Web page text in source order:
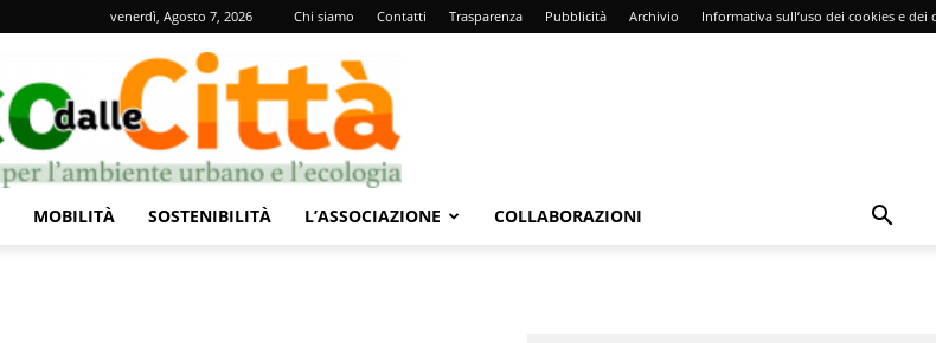
venerdì, Agosto 7, 2026 Chi siamo Contatti Trasparenza Pubblicità Archivio Informativa sull’uso dei cookies e dei
MOBILITÀ SOSTENIBILITÀ L’ASSOCIAZIONE COLLABORAZIONI